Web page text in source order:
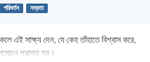
পরিবর্তন নম্রতা
এই সাক্ষ্য দেন, যে কেহ তাঁহাতে বিশ্বাস করে,
প্রাপ্ত হয়।